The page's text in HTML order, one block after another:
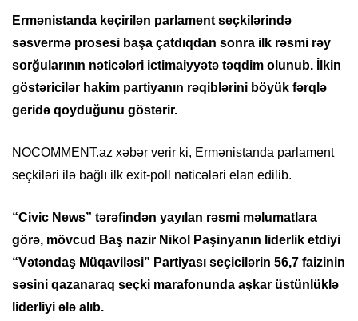
Ermənistanda keçirilən parlament seçkilərində
səsvermə prosesi başa çatdıqdan sonra ilk rəsmi rəy
sorğularının nəticələri ictimaiyyətə təqdim olunub. İlkin
göstəricilər hakim partiyanın rəqiblərini böyük fərqlə
geridə qoyduğunu göstərir.
NOCOMMENT.az xəbər verir ki, Ermənistanda parlament
seçkiləri ilə bağlı ilk exit-poll nəticələri elan edilib.
“Civic News” tərəfindən yayılan rəsmi məlumatlara
görə, mövcud Baş nazir Nikol Paşinyanın liderlik etdiyi
“Vətəndaş Müqaviləsi” Partiyası seçicilərin 56,7 faizinin
səsini qazanaraq seçki marafonunda aşkar üstünlüklə
liderliyi ələ alıb.